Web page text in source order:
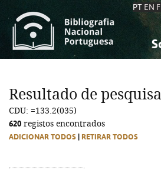
PT EN
Resultado de pesquisa
CDU: =133.2(035)
620 registos encontrados
ADICIONAR TODOS RETIRAR TODOS